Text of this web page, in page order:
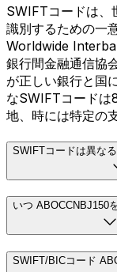
SWIFTコードは、
識別するための一
Worldwide
銀行間金融通信協
が正しい銀行と国
なSWIFTコードは
地、時には特定の
SWIFTコードは異な
いつ ABOCCNBJ150
SWIFT/BICコード